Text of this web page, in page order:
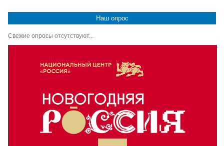
Наш опрос
Свежие опросы отсутствуют...